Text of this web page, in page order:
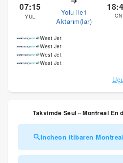
07:15
YUL
Yolu ile1
Aktarım(lar)
ICN
West Jet
West Jet
West Jet
West Jet
Takvimde Seul⇔Montreal En
Incheon itibaren